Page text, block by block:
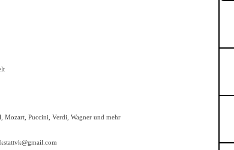
Mozart, Puccini, Verdi, Wagner und mehr